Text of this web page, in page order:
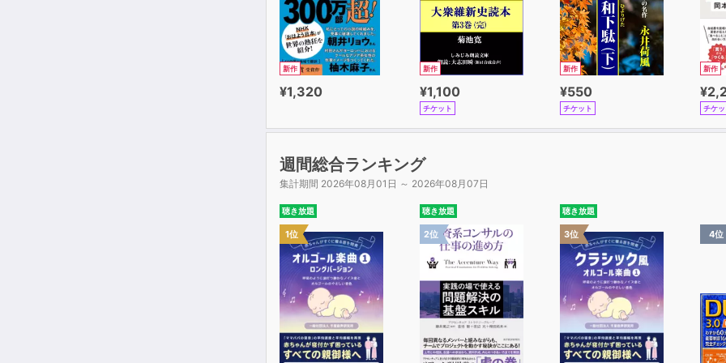
新作
¥1,320
新作
¥1,100
チケット
新作
¥550
チケット
新作
チケ
週間総合ランキング
集計期間 2026年08月01日 ～ 2026年08月07日
聴き放題
1位
聴き放題
2位
聴き放題
3位 4位